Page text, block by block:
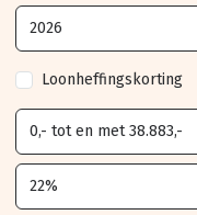
Loonheffingskorting